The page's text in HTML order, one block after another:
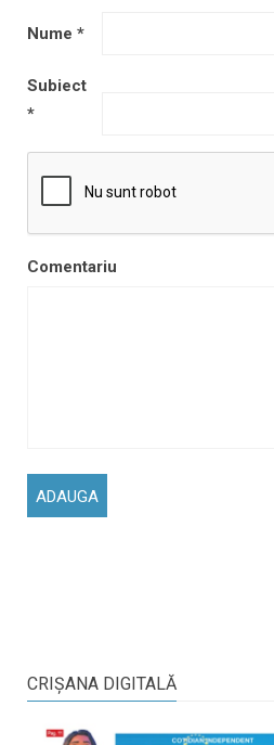
Nume *
Subiect
*
Comentariu
CRIŞANA DIGITALĂ